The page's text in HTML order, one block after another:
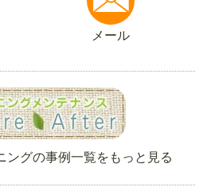
メール
ングの事例一覧をもっと見る